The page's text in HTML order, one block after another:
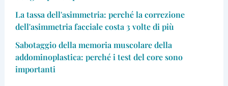
La tassa dell'asimmetria: perché la correzione
dell'asimmetria facciale costa 3 volte di più
Sabotaggio della memoria muscolare della
addominoplastica: perché i test del core sono
importanti